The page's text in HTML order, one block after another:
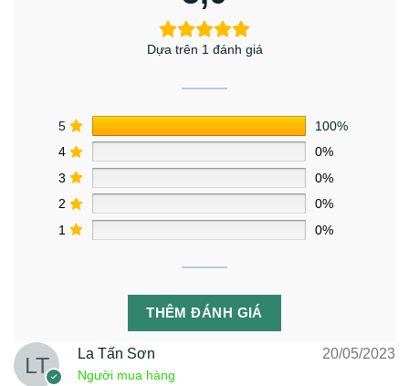
Dựa trên 1 đánh giá
5
100%
4
0%
3
0%
2
0%
1
0%
THÊM ĐÁNH GIÁ
La Tấn Sơn
Người mua hàng
20/05/2023